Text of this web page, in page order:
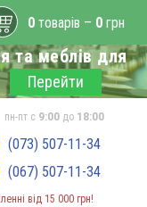
та меблів для
Перейти
від 15 000 грн!
пн-пт с 9:00до 18:00
(073) 507-11-34
(067) 507-11-34
0 товарів – 0 грн